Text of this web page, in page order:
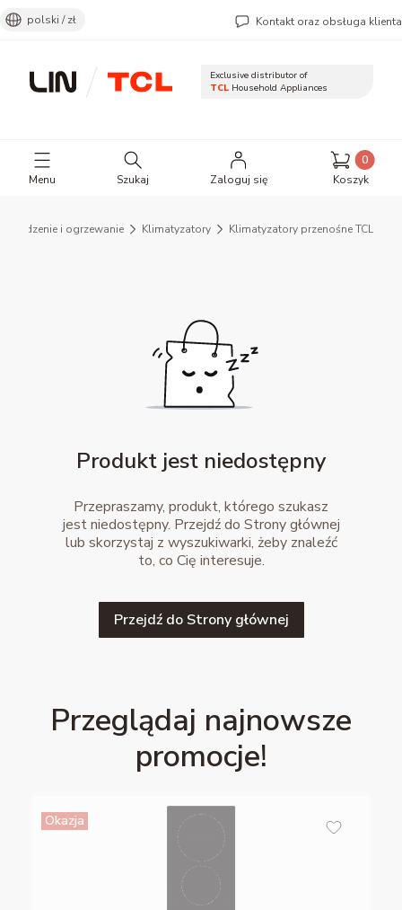
polski / zł Kontakt oraz obsługa klienta
Exclusive distributor of
TCL Household Appliances
Menu
Otwórz wyszukiwarkę
Szukaj Zaloguj się
Produkty
Koszyk
Chłodzenie i ogrzewanie Klimatyzatory Klimatyzatory przenośne TCL
Produkt jest niedostępny
Przepraszamy, produkt, którego szukasz
jest niedostępny. Przejdź do Strony głównej
lub skorzystaj z wyszukiwarki, żeby znaleźć
to, co Cię interesuje.
Przejdź do Strony głównej
Przeglądaj najnowsze
promocje!
Okazja